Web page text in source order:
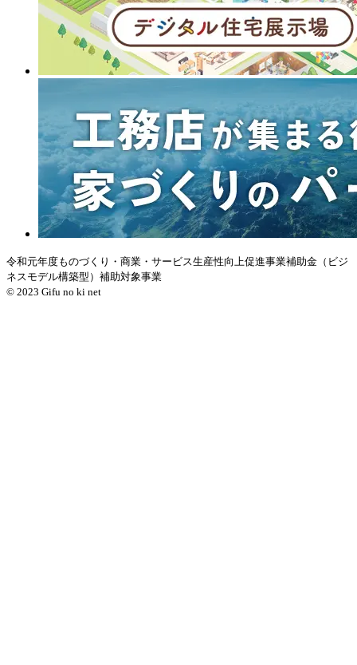
令和元年度ものづくり・商業・サービス生産性向上促進事業補助金（ビジ
ネスモデル構築型）補助対象事業
© 2023 Gifu no ki net